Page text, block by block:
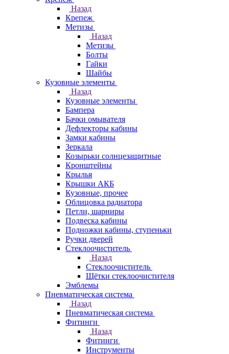
Назад
Крепеж
Метизы
Назад
Метизы
Болты
Гайки
Шайбы
Кузовные элементы
Назад
Кузовные элементы
Бампера
Бачки омывателя
Дефлекторы кабины
Замки кабины
Зеркала
Козырьки солнцезащитные
Кронштейны
Крылья
Крышки АКБ
Кузовные, прочее
Облицовка радиатора
Петли, шарниры
Подвеска кабины
Подножки кабины, ступеньки
Ручки дверей
Стеклоочиститель
Назад
Стеклоочиститель
Щётки стеклоочистителя
Эмблемы
Пневматическая система
Назад
Пневматическая система
Фитинги
Назад
Фитинги
Инструменты